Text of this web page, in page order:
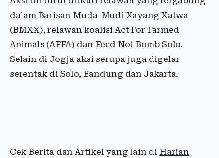
dalam Barisan Muda-Mudi Xayang Xatwa
(BMXX), relawan koalisi Act For Farmed
Animals (AFFA) dan Feed Not Bomb Solo.
Selain di Jogja aksi serupa juga digelar
serentak di Solo, Bandung dan Jakarta.
Cek Berita dan Artikel yang lain di Harian